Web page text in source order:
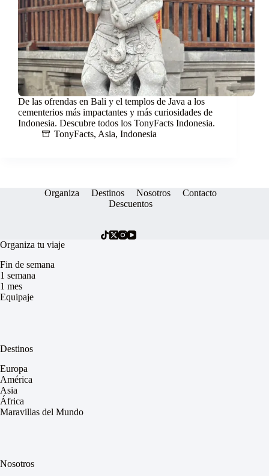
De las ofrendas en Bali y el templos de Java a los
cementerios más impactantes y más curiosidades de
Indonesia. Descubre todos los TonyFacts Indonesia.
TonyFacts, Asia, Indonesia
Organiza Destinos Nosotros
Contacto
Descuentos
Organiza tu viaje
Fin de semana
1 semana
1 mes
Equipaje
Destinos
Europa
América
Asia
África
Maravillas del Mundo
Nosotros